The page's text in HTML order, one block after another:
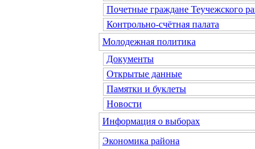
Почетные граждане Теучежского
Контрольно-счётная палата
Молодежная политика
Документы
Открытые данные
Памятки и буклеты
Новости
Информация о выборах
Экономика района